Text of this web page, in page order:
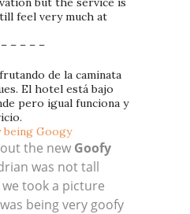
feel very much at
– – – –
de la caminata
El hotel está bajo
pero igual funciona y
the new Goofy
was not tall
took a picture
being very goofy